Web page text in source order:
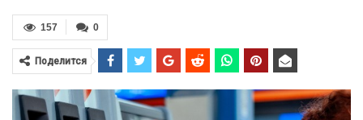
0
157
Поделится